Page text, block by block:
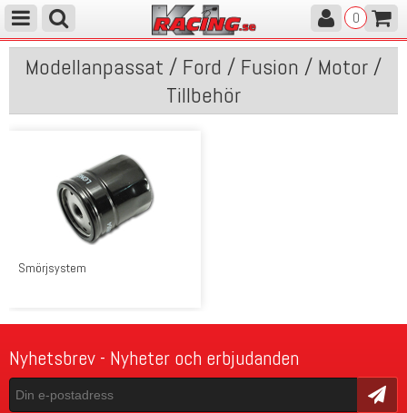
0
Modellanpassat / Ford / Fusion / Motor /
Tillbehör
Smörjsystem
Nyhetsbrev - Nyheter och erbjudanden
Skicka